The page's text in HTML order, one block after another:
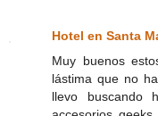
Hotel en Santa
Muy buenos
lástima que no
llevo buscando